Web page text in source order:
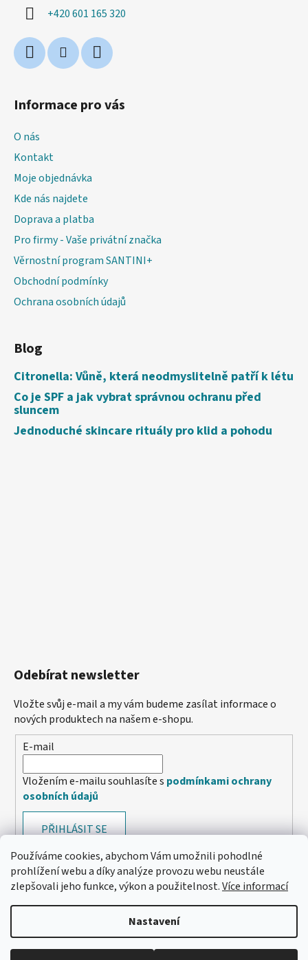
Používáme cookies, abychom Vám umožnili pohodlné
prohlížení webu a díky analýze provozu webu neustále
zlepšovali jeho funkce, výkon a použitelnost.Více informací
Nastavení
+420 601 165 320
Informace pro vás
O nás
Kontakt
Moje objednávka
Kde nás najdete
Doprava a platba
Pro firmy - Vaše privátní značka
Věrnostní program SANTINI+
Obchodní podmínky
Ochrana osobních údajů
Blog
Citronella: Vůně, která neodmyslitelně patří k létu
Co je SPF a jak vybrat správnou ochranu před
sluncem
Jednoduché skincare rituály pro klid a pohodu
Odebírat newsletter
Vložte svůj e-mail a my vám budeme zasílat informace o
nových produktech na našem e-shopu.
E-mail
Vložením e-mailu souhlasíte s podmínkami ochrany
osobních údajů
PŘIHLÁSIT SE